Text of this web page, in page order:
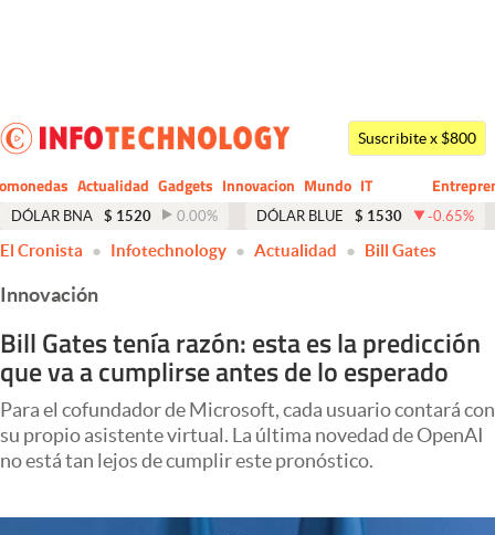
Dólar
Economía y Política
Finanzas y Mercados
Mercados Online
Negocios
Columnistas
Apertura
Suscribite x $800
Actualidad Gadgets Innovacion Mundo
CIO
IT
Business
DÓLAR BNA $ 1520 0.00% DÓLAR BLUE $ 1530 -0.65%
El Cronista Infotechnology Actualidad Bill Gates
Innovación
Bill Gates tenía razón: esta es la predicción
que va a cumplirse antes de lo esperado
Para el cofundador de Microsoft, cada usuario contará con
su propio asistente virtual. La última novedad de OpenAI
no está tan lejos de cumplir este pronóstico.